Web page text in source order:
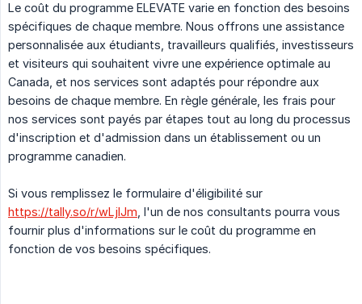
Le coût du programme ELEVATE varie en fonction des besoins
spécifiques de chaque membre. Nous offrons une assistance
personnalisée aux étudiants, travailleurs qualifiés, investisseurs
et visiteurs qui souhaitent vivre une expérience optimale au
Canada, et nos services sont adaptés pour répondre aux
besoins de chaque membre. En règle générale, les frais pour
nos services sont payés par étapes tout au long du processus
d'inscription et d'admission dans un établissement ou un
programme canadien.
Si vous remplissez le formulaire d'éligibilité sur
https://tally.so/r/wLjlJm , l'un de nos consultants pourra vous
fournir plus d'informations sur le coût du programme en
fonction de vos besoins spécifiques.